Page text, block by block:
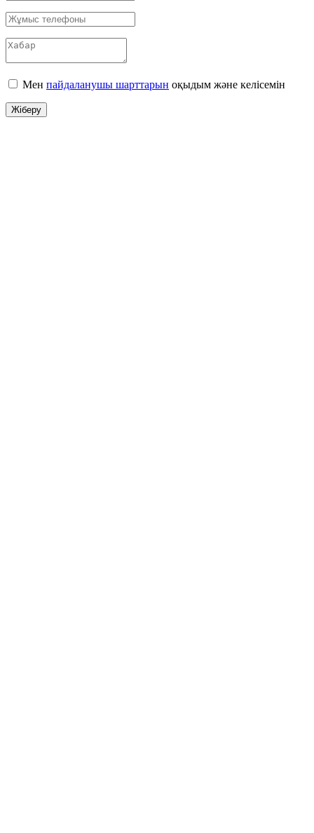
Мен пайдаланушы шарттарын оқыдым және келісемін
Жіберу